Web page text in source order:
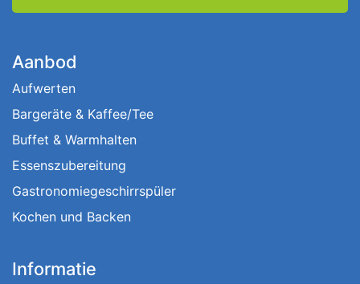
Aanbod
Aufwerten
Bargeräte & Kaffee/Tee
Buffet & Warmhalten
Essenszubereitung
Gastronomiegeschirrspüler
Kochen und Backen
Informatie